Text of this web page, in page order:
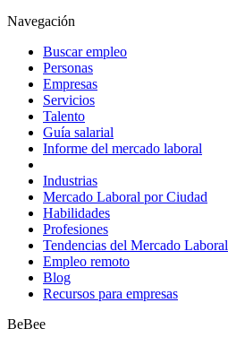
Navegación
Buscar empleo
Personas
Empresas
Servicios
Talento
Guía salarial
Informe del mercado laboral
Industrias
Mercado Laboral por Ciudad
Habilidades
Profesiones
Tendencias del Mercado Laboral
Empleo remoto
Blog
Recursos para empresas
BeBee